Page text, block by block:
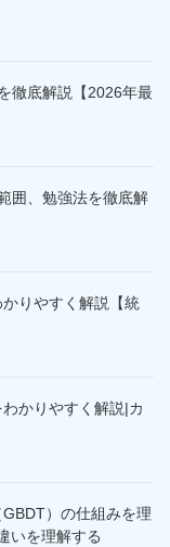
徹底解説【2026年最
囲、勉強法を徹底解
かりやすく解説【統
わかりやすく解説|カ
）の仕組みを理
いを理解する